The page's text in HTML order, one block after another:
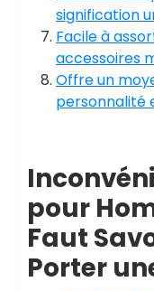
signification
Facile à
accessoires
Offre un
personnalité
pour
Faut
Porter